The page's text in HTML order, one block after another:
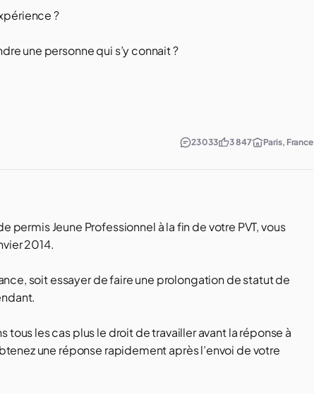
?
une personne qui s’y connait ?
23 033 3 847 Paris, France
Jeune Professionnel à la fin de votre PVT, vous
2014.
soit essayer de faire une prolongation de statut de
tous les cas plus le droit de travailler avant la réponse à
une réponse rapidement après l’envoi de votre